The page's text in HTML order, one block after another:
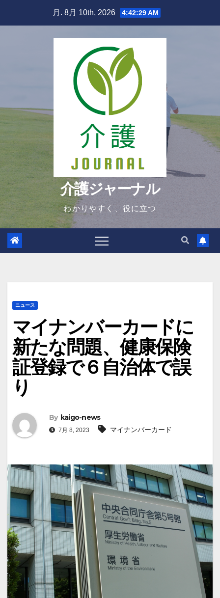
月. 8月 10th, 2026 4:42:30 AM
介護ジャーナル
わかりやすく、役に立つ
ニュース
マイナンバーカードに
新たな問題、健康保険
証登録で６自治体で誤
り
By kaigo-news
7月 8, 2023 マイナンバーカード